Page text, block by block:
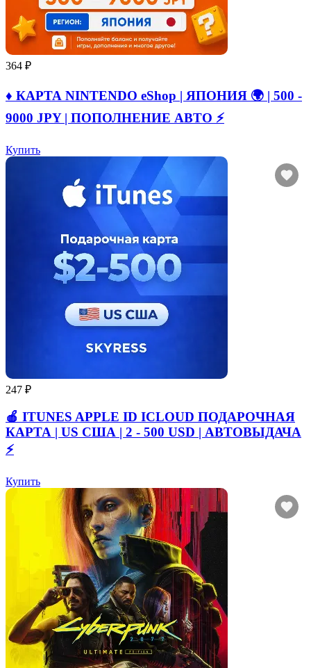
364 ₽
♦️ КАРТА NINTENDO eShop | ЯПОНИЯ 🌍 | 500 -
9000 JPY | ПОПОЛНЕНИЕ АВТО ⚡
Купить
247 ₽
🍎 ITUNES APPLE ID ICLOUD ПОДАРОЧНАЯ
КАРТА | US США | 2 - 500 USD | АВТОВЫДАЧА
⚡️
Купить